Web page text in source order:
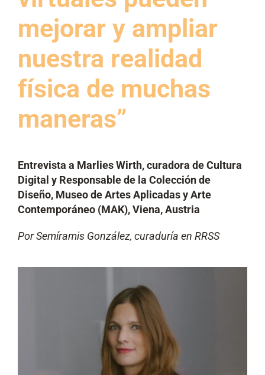
mejorar y ampliar
nuestra realidad
física de muchas
maneras”
Entrevista a Marlies Wirth, curadora de Cultura
Digital y Responsable de la Colección de
Diseño, Museo de Artes Aplicadas y Arte
Contemporáneo (MAK), Viena, Austria
Por Semíramis González, curaduría en RRSS